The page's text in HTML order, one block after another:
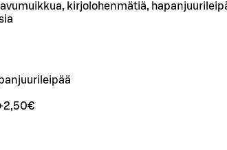
kirjolohenmätiä,